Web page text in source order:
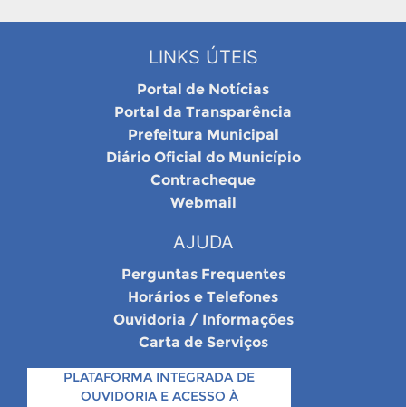
LINKS ÚTEIS
Portal de Notícias
Portal da Transparência
Prefeitura Municipal
Diário Oficial do Município
Contracheque
Webmail
AJUDA
Perguntas Frequentes
Horários e Telefones
Ouvidoria / Informações
Carta de Serviços
PLATAFORMA INTEGRADA DE
OUVIDORIA E ACESSO À